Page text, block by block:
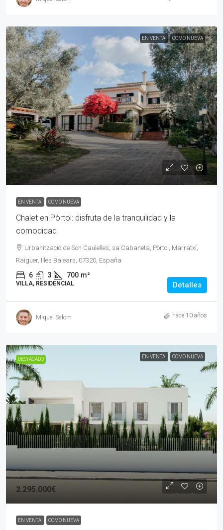
EN VENTA COMO NUEVA
1.695.000€
EN VENTA COMO NUEVA
Chalet en Pòrtol: disfruta de la tranquilidad y la
comodidad
Urbanització de Son Caulelles, sa Cabaneta, Pòrtol, Marratxí,
Raiguer, Illes Balears, 07320, España
6 3 700 m²
VILLA, RESIDENCIAL Detalles
Miquel Salom hace 10 años
DESTACADO EN VENTA COMO NUEVA
2.295.000€
EN VENTA COMO NUEVA